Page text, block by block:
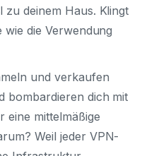
zu deinem Haus. Klingt
die Verwendung
und verkaufen
bombardieren dich mit
eine mittelmäßige
Weil jeder VPN-